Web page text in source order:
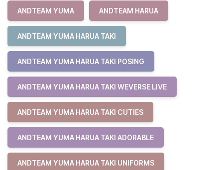
ANDTEAM YUMA ANDTEAM HARUA
ANDTEAM YUMA HARUA TAKI
ANDTEAM YUMA HARUA TAKI POSING
ANDTEAM YUMA HARUA TAKI WEVERSE LIVE
ANDTEAM YUMA HARUA TAKI CUTIES
ANDTEAM YUMA HARUA TAKI ADORABLE
ANDTEAM YUMA HARUA TAKI UNIFORMS